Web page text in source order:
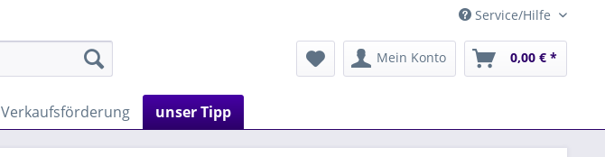
Service/Hilfe
Mein Konto 0,00 € *
Verkaufsförderung unser Tipp